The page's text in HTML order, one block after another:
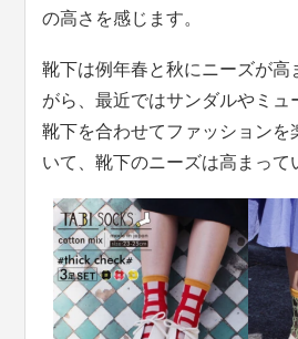
の高さを感じます。
靴下は例年春と秋にニーズが高
がら、最近ではサンダルやミュ
靴下を合わせてファッションを
いて、靴下のニーズは高まって